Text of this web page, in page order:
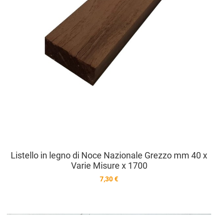
Listello in legno di Noce Nazionale Grezzo mm 40 x
Varie Misure x 1700
7,30 €